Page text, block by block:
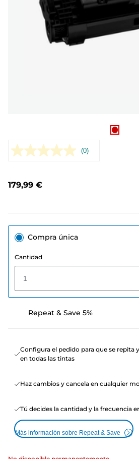
Sin
(0)
179,99 €
Compra única
Cantidad
1
Repeat & Save 5%
Configura el pedido para que se repita
en todas las tintas
Haz cambios y cancela en cualquier
Tú decides la cantidad y la frecuencia
Más información sobre Repeat & Save